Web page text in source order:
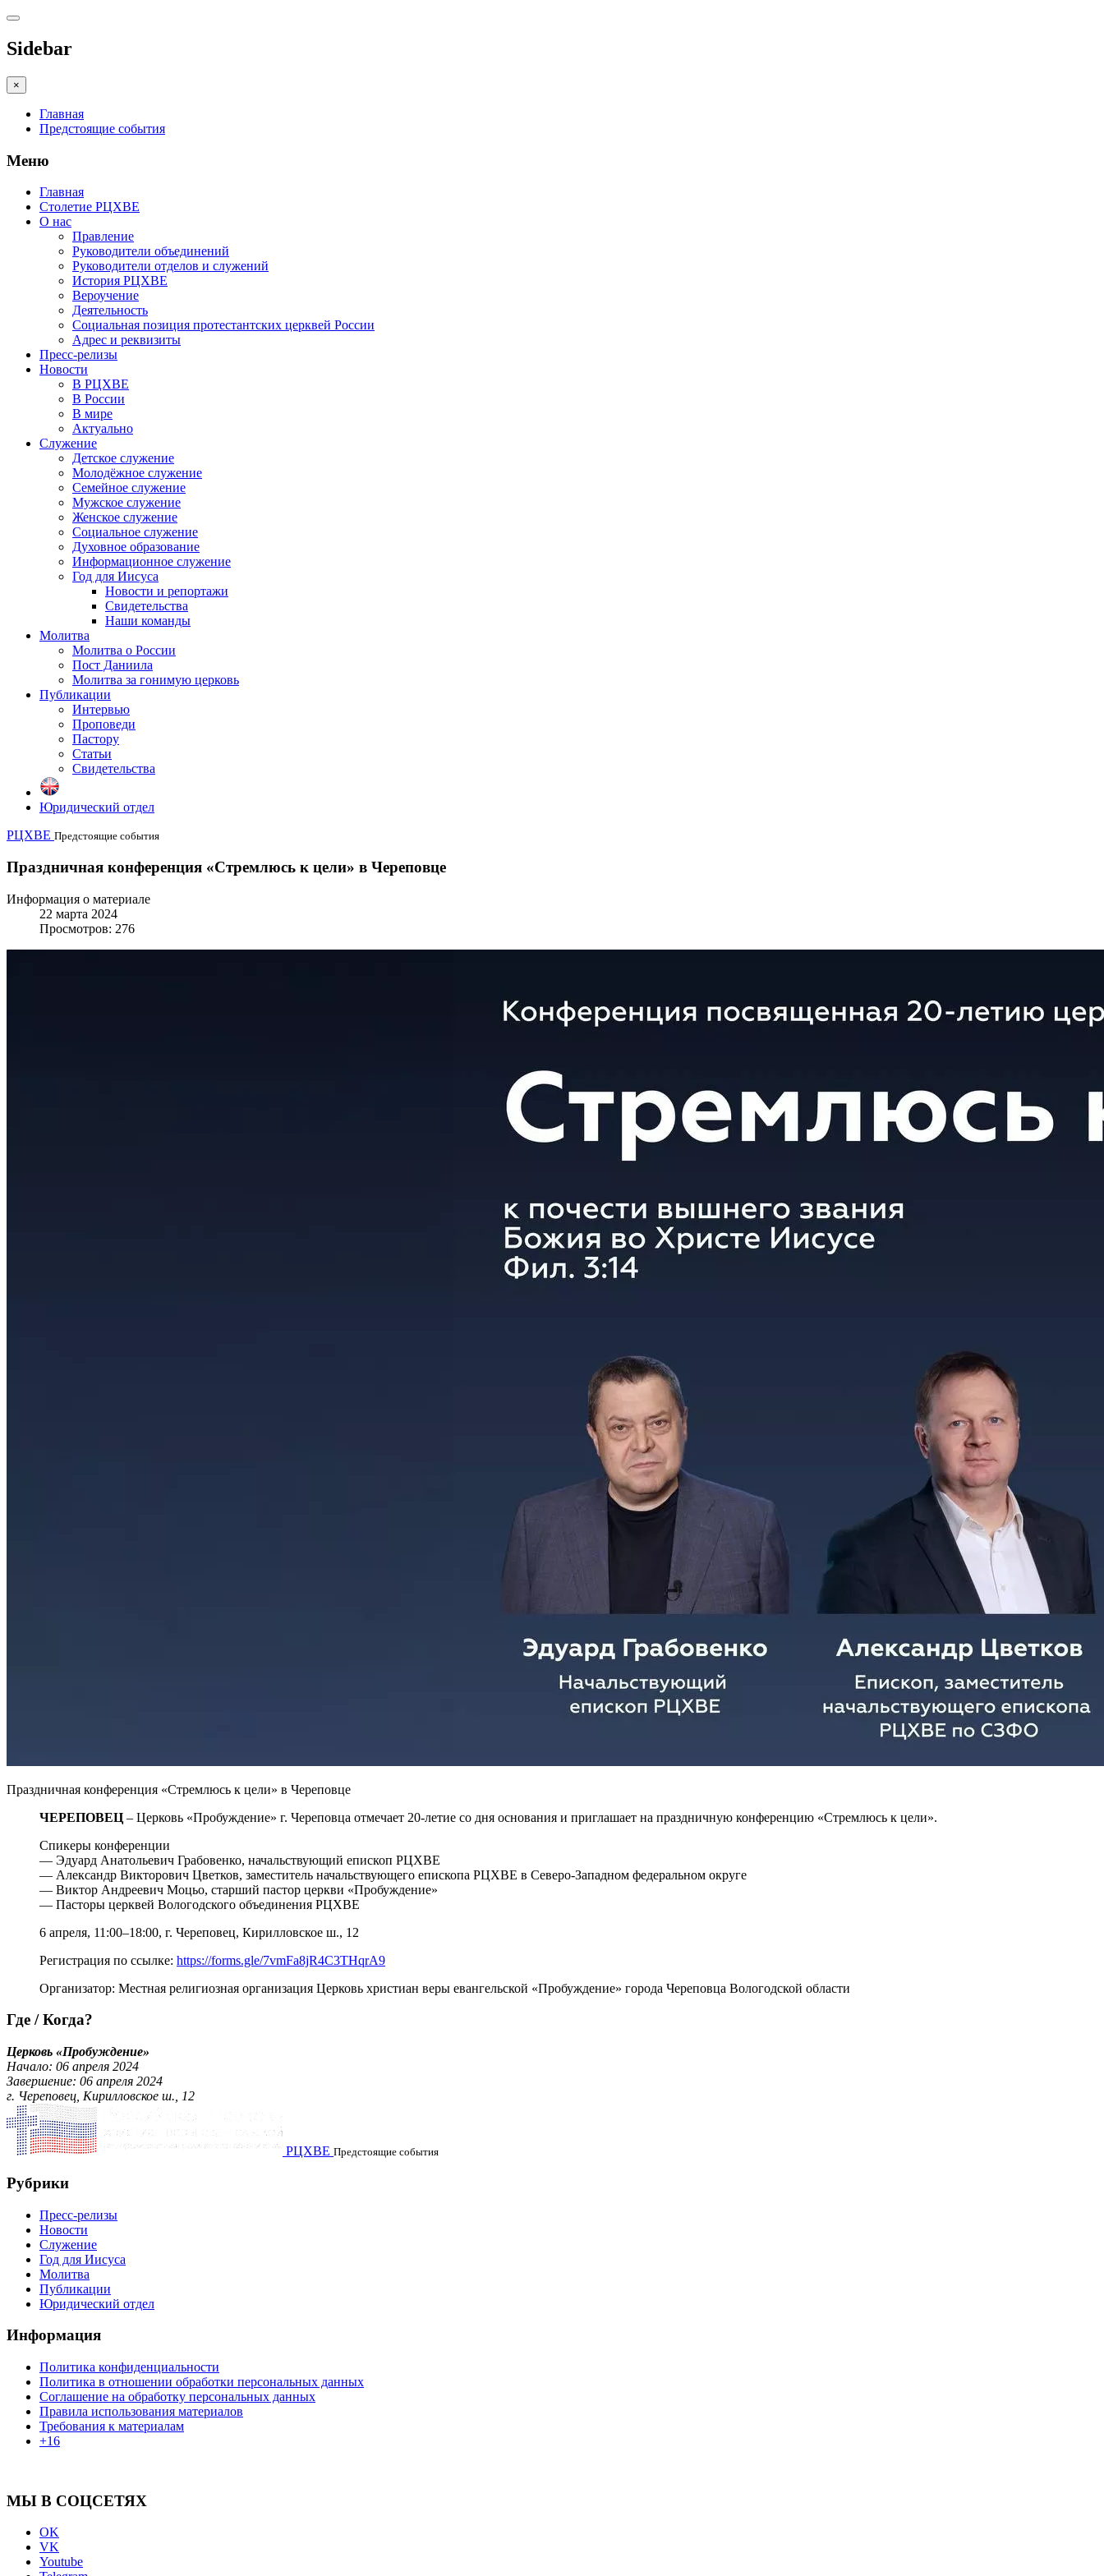
Sidebar
×
Главная
Предстоящие события
Меню
Главная
Столетие РЦХВЕ
О нас
Правление
Руководители объединений
Руководители отделов и служений
История РЦХВЕ
Вероучение
Деятельность
Социальная позиция протестантских церквей России
Адрес и реквизиты
Пресс-релизы
Новости
В РЦХВЕ
В России
В мире
Актуально
Служение
Детское служение
Молодёжное служение
Семейное служение
Мужское служение
Женское служение
Социальное служение
Духовное образование
Информационное служение
Год для Иисуса
Новости и репортажи
Свидетельства
Наши команды
Молитва
Молитва о России
Пост Даниила
Молитва за гонимую церковь
Публикации
Интервью
Проповеди
Пастору
Статьи
Свидетельства
Юридический отдел
РЦХВЕ Предстоящие события
Праздничная конференция «Стремлюсь к цели» в Череповце
Информация о материале
22 марта 2024
Просмотров: 276
Праздничная конференция «Стремлюсь к цели» в Череповце
ЧЕРЕПОВЕЦ – Церковь «Пробуждение» г. Череповца отмечает 20-летие со дня основания и приглашает на праздничную конференцию «Стремлюсь к цели».
Спикеры конференции
— Эдуард Анатольевич Грабовенко, начальствующий епископ РЦХВЕ
— Александр Викторович Цветков, заместитель начальствующего епископа РЦХВЕ в Северо-Западном федеральном округе
— Виктор Андреевич Моцьо, старший пастор церкви «Пробуждение»
— Пасторы церквей Вологодского объединения РЦХВЕ
6 апреля, 11:00–18:00, г. Череповец, Кирилловское ш., 12
Регистрация по ссылке: https://forms.gle/7vmFa8jR4C3THqrA9
Организатор: Местная религиозная организация Церковь христиан веры евангельской «Пробуждение» города Череповца Вологодской области
Где / Когда?
Церковь «Пробуждение»
Начало: 06 апреля 2024
Завершение: 06 апреля 2024
г. Череповец, Кирилловское ш., 12
РЦХВЕ Предстоящие события
Рубрики
Пресс-релизы
Новости
Служение
Год для Иисуса
Молитва
Публикации
Юридический отдел
Информация
Политика конфиденциальности
Политика в отношении обработки персональных данных
Соглашение на обработку персональных данных
Правила использования материалов
Требования к материалам
+16
МЫ В СОЦСЕТЯХ
OK
VK
Youtube